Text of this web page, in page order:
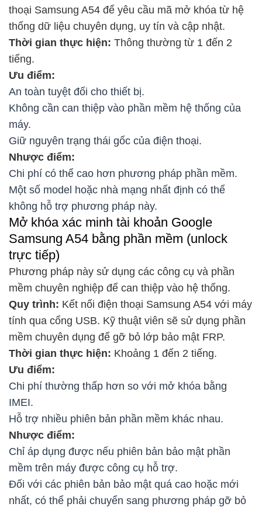
thoại Samsung A54 để yêu cầu mã mở khóa từ hệ
thống dữ liệu chuyên dụng, uy tín và cập nhật.
Thời gian thực hiện: Thông thường từ 1 đến 2
tiếng.
Ưu điểm:
An toàn tuyệt đối cho thiết bị.
Không cần can thiệp vào phần mềm hệ thống của
máy.
Giữ nguyên trạng thái gốc của điện thoại.
Nhược điểm:
Chi phí có thể cao hơn phương pháp phần mềm.
Một số model hoặc nhà mạng nhất định có thể
không hỗ trợ phương pháp này.
Mở khóa xác minh tài khoản Google
Samsung A54 bằng phần mềm (unlock
trực tiếp)
Phương pháp này sử dụng các công cụ và phần
mềm chuyên nghiệp để can thiệp vào hệ thống.
Quy trình: Kết nối điện thoại Samsung A54 với máy
tính qua cổng USB. Kỹ thuật viên sẽ sử dụng phần
mềm chuyên dụng để gỡ bỏ lớp bảo mật FRP.
Thời gian thực hiện: Khoảng 1 đến 2 tiếng.
Ưu điểm:
Chi phí thường thấp hơn so với mở khóa bằng
IMEI.
Hỗ trợ nhiều phiên bản phần mềm khác nhau.
Nhược điểm:
Chỉ áp dụng được nếu phiên bản bảo mật phần
mềm trên máy được công cụ hỗ trợ.
Đối với các phiên bản bảo mật quá cao hoặc mới
nhất, có thể phải chuyển sang phương pháp gỡ bỏ